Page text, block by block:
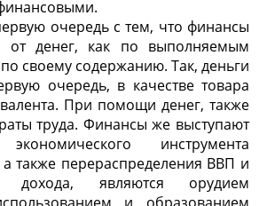
очередь с тем, что финансы
от денег, как по выполняемым
своему содержанию. Так, деньги
очередь, в качестве товара
При помощи денег, также
труда. Финансы же выступают
инструмента
также перераспределения ВВП и
дохода, являются орудием